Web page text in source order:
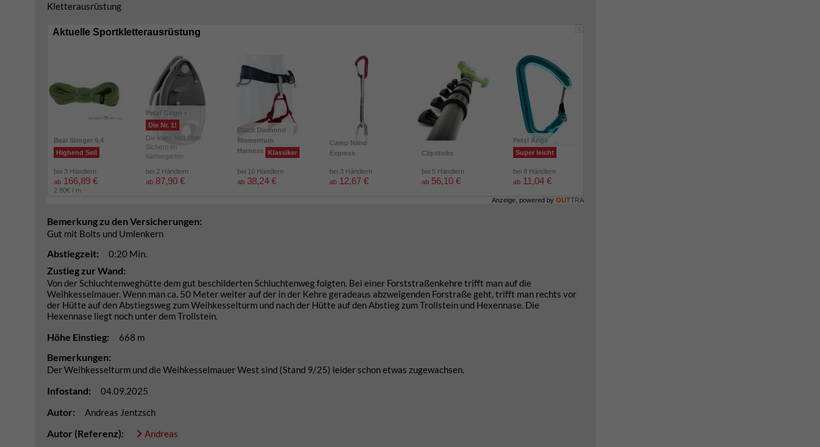
Kletterausrüstung
i
Aktuelle Sportkletterausrüstung
Beal Stinger 9,4
Highend Seil
bei 3 Händlern
ab 166,89 €
2.80€ / m
Petzl Grigri +
Die Nr. 1!
Die klare No1 beim
Sichern im
Klettergarten
bei 2 Händlern
ab 87,90 €
Black Diamond
Momentum
Harness
Klassiker
bei 10 Händlern
ab 38,24 €
Camp Nano
Express
bei 3 Händlern
ab 12,67 €
Clipsticks
bei 5 Händlern
ab 56,10 €
Petzl Ange
Super leicht
bei 8 Händlern
ab 11,04 €
Anzeige, powered by OUTTRA
Bemerkung zu den Versicherungen:
Gut mit Bolts und Umlenkern
Abstiegzeit: 0:20 Min.
Zustieg zur Wand:
Von der Schluchtenweghütte dem gut beschilderten Schluchtenweg folgten. Bei einer Forststraßenkehre trifft man auf die
Weihkesselmauer. Wenn man ca. 50 Meter weiter auf der in der Kehre geradeaus abzweigenden Forstraße geht, trifft man rechts vor
der Hütte auf den Abstiegsweg zum Weihkesselturm und nach der Hütte auf den Abstieg zum Trollstein und Hexennase. Die
Hexennase liegt noch unter dem Trollstein.
Höhe Einstieg: 668 m
Bemerkungen:
Der Weihkesselturm und die Weihkesselmauer West sind (Stand 9/25) leider schon etwas zugewachsen.
Infostand: 04.09.2025
Autor: Andreas Jentzsch
Autor (Referenz): Andreas